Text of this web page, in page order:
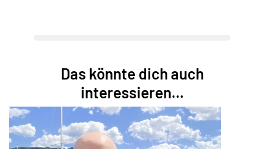
Das könnte dich auch
interessieren...